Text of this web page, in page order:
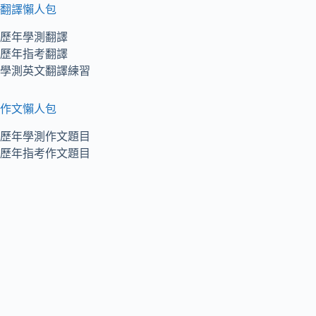
翻譯懶人包
歷年學測翻譯
歷年指考翻譯
學測英文翻譯練習
作文懶人包
歷年學測作文題目
歷年指考作文題目